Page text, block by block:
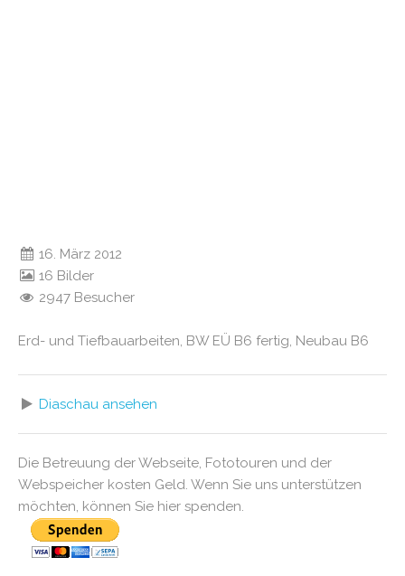
16. März 2012
16 Bilder
2947 Besucher
Erd- und Tiefbauarbeiten, BW EÜ B6 fertig, Neubau B6
Diaschau ansehen
Die Betreuung der Webseite, Fototouren und der
Webspeicher kosten Geld. Wenn Sie uns unterstützen
möchten, können Sie hier spenden.